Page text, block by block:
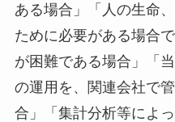
ある場合」「人の生命
ために必要がある場合
が困難である場合」「
の運用を、関連会社で
合」「集計分析等によ